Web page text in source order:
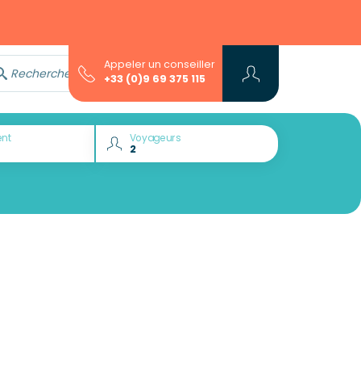
Rechercher avec l'assistant...
Appeler un conseiller
+33 (0)9 69 375 115
Voyageurs